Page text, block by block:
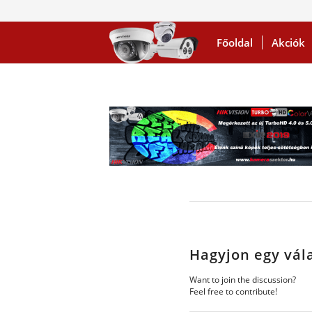
Főoldal Akciók
Hagyjon egy
Want to join the discussion?
Feel free to contribute!